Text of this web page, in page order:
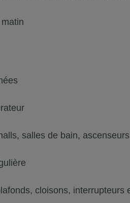
salles de bain,
cloisons, interrupteurs